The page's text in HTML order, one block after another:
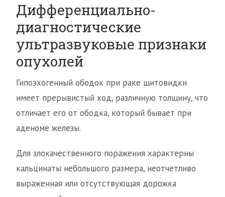
Дифференциально-
диагностические
ультразвуковые признаки
опухолей
Гипоэхогенный ободок при раке щитовидки
имеет прерывистый ход, различную толщину, что
отличает его от ободка, который бывает при
аденоме железы.
Для злокачественного поражения характерны
кальцинаты небольшого размера, неотчетливо
выраженная или отсутствующая дорожка